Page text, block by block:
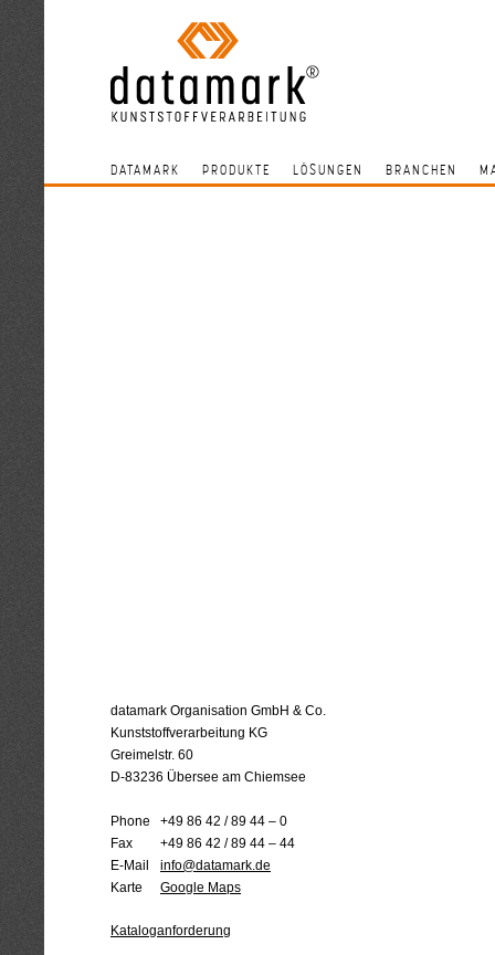
DATAMARK PRODUKTE LÖSUNGEN BRANCHEN
datamark Organisation GmbH & Co.
Kunststoffverarbeitung KG
Greimelstr. 60
D-83236 Übersee am Chiemsee
Phone
+49 86 42 / 89 44 – 0
Fax
+49 86 42 / 89 44 – 44
E-Mail
info@datamark.de
Karte
Google Maps
Kataloganforderung